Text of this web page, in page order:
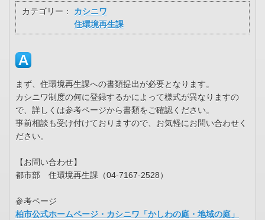
カテゴリー：
カシニワ
住環境再生課
まず、住環境再生課への書類提出が必要となります。
カシニワ制度の何に登録するかによって様式が異なりますの
で、詳しくは参考ページから書類をご確認ください。
事前相談も受け付けておりますので、お気軽にお問い合わせく
ださい。
【お問い合わせ】
都市部 住環境再生課（04-7167-2528）
参考ページ
柏市公式ホームページ・カシニワ「かしわの庭・地域の庭」